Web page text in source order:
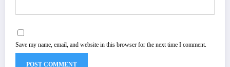
Save my name, email, and website in this browser for the next time I comment.